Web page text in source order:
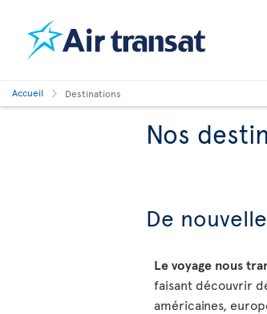
Accueil Destinations
Nos
De
Le voyage nous
faisant découvrir
américaines,